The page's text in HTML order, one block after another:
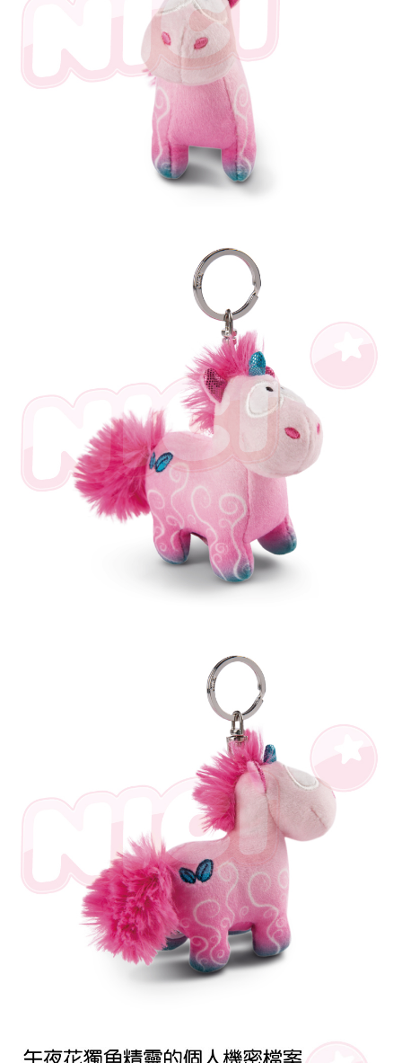
３．未成年的使用者請事先徵得法定代理人或監護人之同意方可使用
「AFTEE先享後付」，若未經同意申辦者引起之損失，本公司不負相關責
４．使用「AFTEE先享後付」時，將依據個別帳號之用戶狀況，依本公司即
時審查核予不同之上限額度；若仍有額度不足之情形，本公司將視審查結果
請求用戶進行身份認證。
５．嚴禁一人註冊多個帳號或使用他人資訊註冊。若發現惡意使用之情形，
恩沛科技股份有限公司將有權停止該用戶之使用額度並採取法律行動。